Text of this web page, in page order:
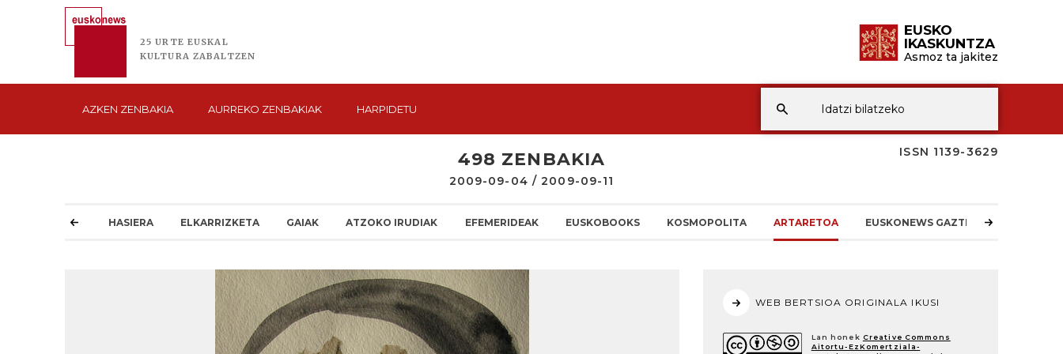
25 URTE EUSKAL
KULTURA ZABALTZEN
EUSKO
IKASKUNTZA
Asmoz ta jakitez
AZKEN ZENBAKIA AURREKO ZENBAKIAK HARPIDETU
ISSN 1139-3629
498 ZENBAKIA
2009-09-04 / 2009-09-11
HASIERA ELKARRIZKETA GAIAK ATZOKO IRUDIAK EFEMERIDEAK EUSKOBOOKS KOSMOPOLITA ARTARETOA EUSKONEWS GAZTEA
WEB BERTSIOA ORIGINALA IKUSI
Lan honek Creative Commons
Aitortu-EzKomertziala-